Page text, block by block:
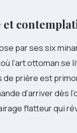
et
par ses six
l’art ottoman se
prière est
d’arriver dès
flatteur qui